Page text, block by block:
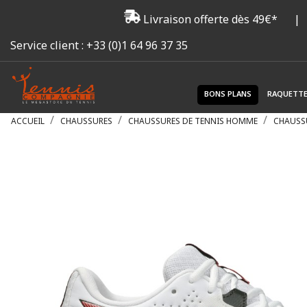
Livraison offerte dès 49€*
|
Service client : +33 (0)1 64 96 37 35
BONS PLANS
ACCUEIL CHAUSSURES CHAUSSURES DE TENNIS HOMME